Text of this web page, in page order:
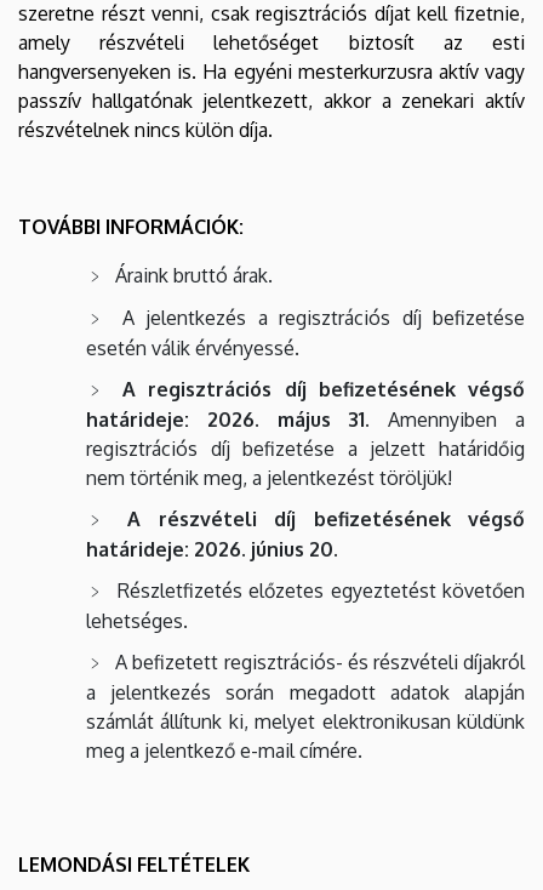
szeretne részt venni, csak regisztrációs díjat kell fizetnie,
amely részvételi lehetőséget biztosít az esti
hangversenyeken is. Ha egyéni mesterkurzusra aktív vagy
passzív hallgatónak jelentkezett, akkor a zenekari aktív
részvételnek nincs külön díja.
TOVÁBBI INFORMÁCIÓK:
Áraink bruttó árak.
A jelentkezés a regisztrációs díj befizetése
esetén válik érvényessé.
A regisztrációs díj befizetésének végső
határideje: 2026. május 31. Amennyiben a
regisztrációs díj befizetése a jelzett határidőig
nem történik meg, a jelentkezést töröljük!
A részvételi díj befizetésének végső
határideje: 2026. június 20.
Részletfizetés előzetes egyeztetést követően
lehetséges.
A befizetett regisztrációs- és részvételi díjakról
a jelentkezés során megadott adatok alapján
számlát állítunk ki, melyet elektronikusan küldünk
meg a jelentkező e-mail címére.
LEMONDÁSI FELTÉTELEK